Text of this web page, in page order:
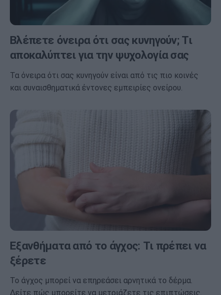
Βλέπετε όνειρα ότι σας κυνηγούν; Τι
αποκαλύπτει για την ψυχολογία σας
Τα όνειρα ότι σας κυνηγούν είναι από τις πιο κοινές
και συναισθηματικά έντονες εμπειρίες ονείρου.
Εξανθήματα από το άγχος: Τι πρέπει να
ξέρετε
Το άγχος μπορεί να επηρεάσει αρνητικά το δέρμα.
Δείτε πώς μπορείτε να μετριάζετε τις επιπτώσεις.